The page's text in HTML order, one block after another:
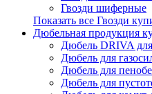
Гвозди шиферные
Показать все Гвозди
Дюбельная продукция
Дюбель DRIVA
Дюбель для
Дюбель для
Дюбель для